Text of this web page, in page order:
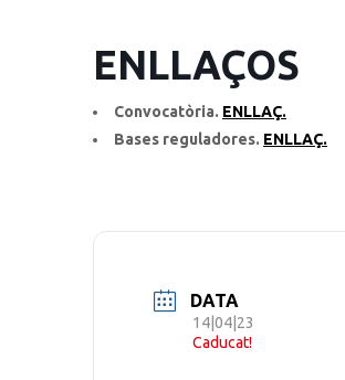
ENLLAÇOS
Convocatòria. ENLLAÇ.
Bases reguladores. ENLLAÇ.
DATA
14|04|23
Caducat!